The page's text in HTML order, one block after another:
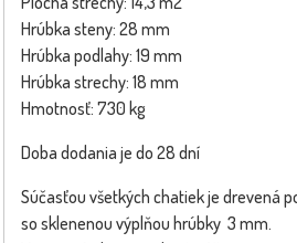
Hrúbka steny: 28 mm
Hrúbka podlahy: 19 mm
Hrúbka strechy: 18 mm
Hmotnosť: 730 kg
Doba dodania je do 28 dní
Súčasťou všetkých chatiek je drevená
so sklenenou výplňou hrúbky 3 mm.